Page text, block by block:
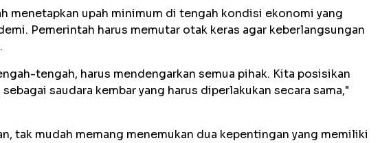
menetapkan upah minimum di tengah kondisi ekonomi yang
Pemerintah harus memutar otak keras agar keberlangsungan
tengah, harus mendengarkan semua pihak. Kita posisikan
saudara kembar yang harus diperlakukan secara sama,"
tak mudah memang menemukan dua kepentingan yang memiliki